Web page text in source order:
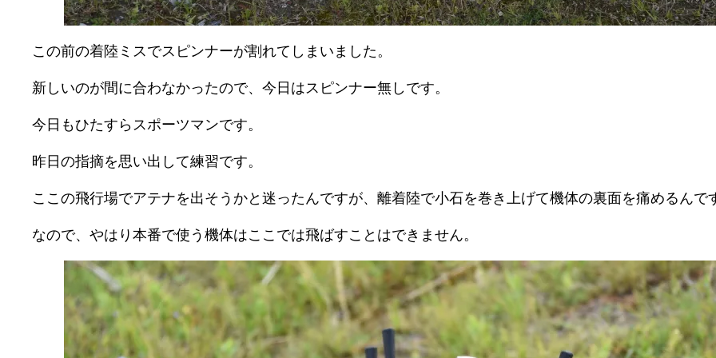
この前の着陸ミスでスピンナーが割れてしまいました。
新しいのが間に合わなかったので、今日はスピンナー無しです。
今日もひたすらスポーツマンです。
昨日の指摘を思い出して練習です。
ここの飛行場でアテナを出そうかと迷ったんですが、離着陸で小石を巻き上げて機体の裏面を痛めるんで
なので、やはり本番で使う機体はここでは飛ばすことはできません。